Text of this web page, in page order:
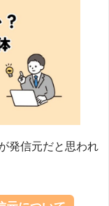
発信元だと思われ